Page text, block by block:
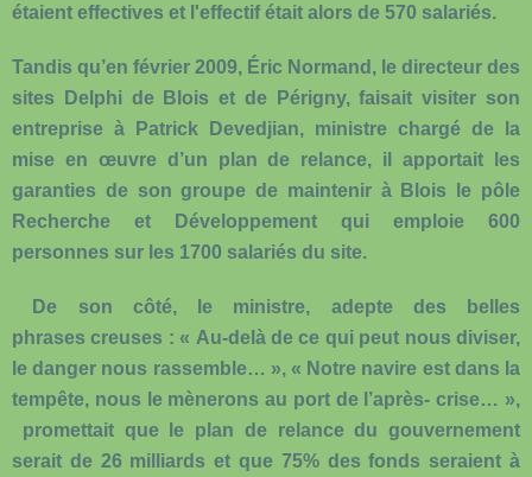
étaient effectives et l'effectif était alors de 570 salariés.
Tandis qu’en février 2009, Éric Normand, le directeur des
sites Delphi de Blois et de Périgny, faisait visiter son
entreprise à Patrick Devedjian, ministre chargé de la
mise en œuvre d’un plan de relance, il apportait les
garanties de son groupe de maintenir à Blois le pôle
Recherche et Développement qui emploie 600
personnes sur les 1700 salariés du site.
De son côté, le ministre, adepte des belles
phrases creuses : « Au-delà de ce qui peut nous diviser,
le danger nous rassemble… », « Notre navire est dans la
tempête, nous le mènerons au port de l’après- crise… »,
promettait que le plan de relance du gouvernement
serait de 26 milliards et que 75% des fonds seraient à